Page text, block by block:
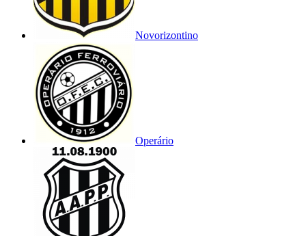
Novorizontino
Operário